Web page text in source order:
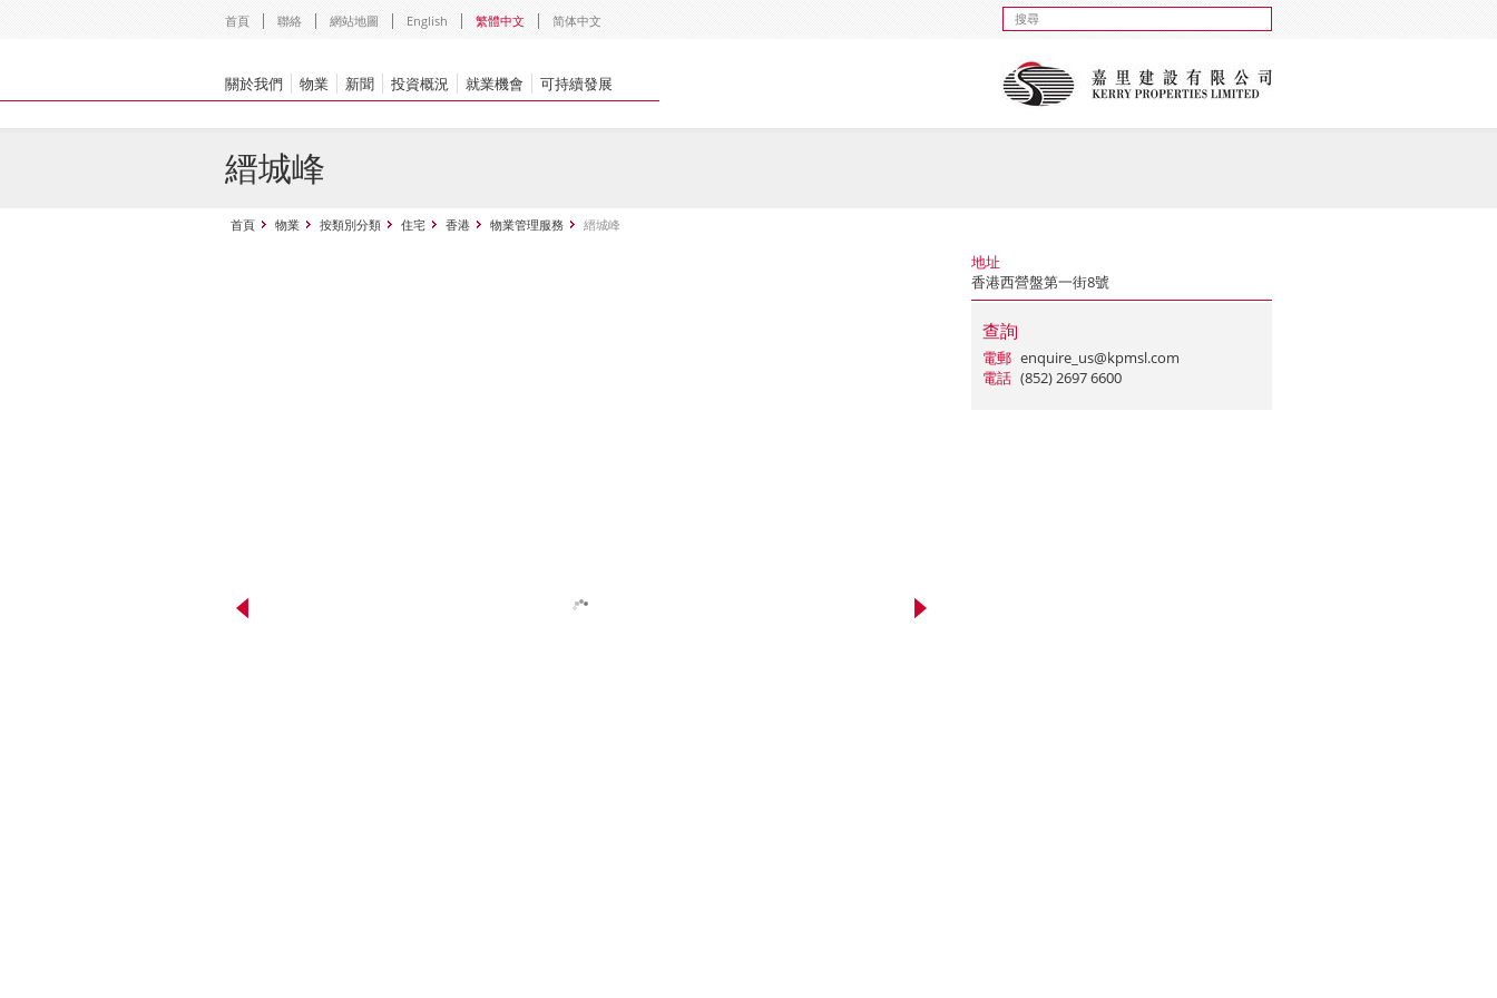
首頁 聯絡 網站地圖 English 繁體中文 简体中文
關於我們 物業 新聞 投資概況 就業機會 可持續發展
縉城峰
首頁 物業 按類別分類 住宅 香港 物業管理服務 縉城峰
地址
香港西營盤第一街8號
查詢
電郵 enquire_us@kpmsl.com
電話 (852) 2697 6600